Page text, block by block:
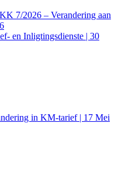
7/2026 – Verandering aan
en Inligtingsdienste | 30
in KM-tarief | 17 Mei